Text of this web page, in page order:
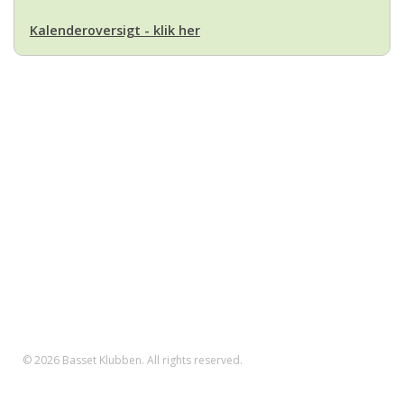
Kalenderoversigt - klik her
© 2026 Basset Klubben. All rights reserved.